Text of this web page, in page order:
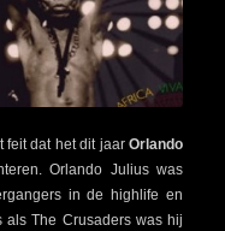
feit dat het dit jaar Orlando
Orlando Julius was
in de highlife en
als The Crusaders was hij